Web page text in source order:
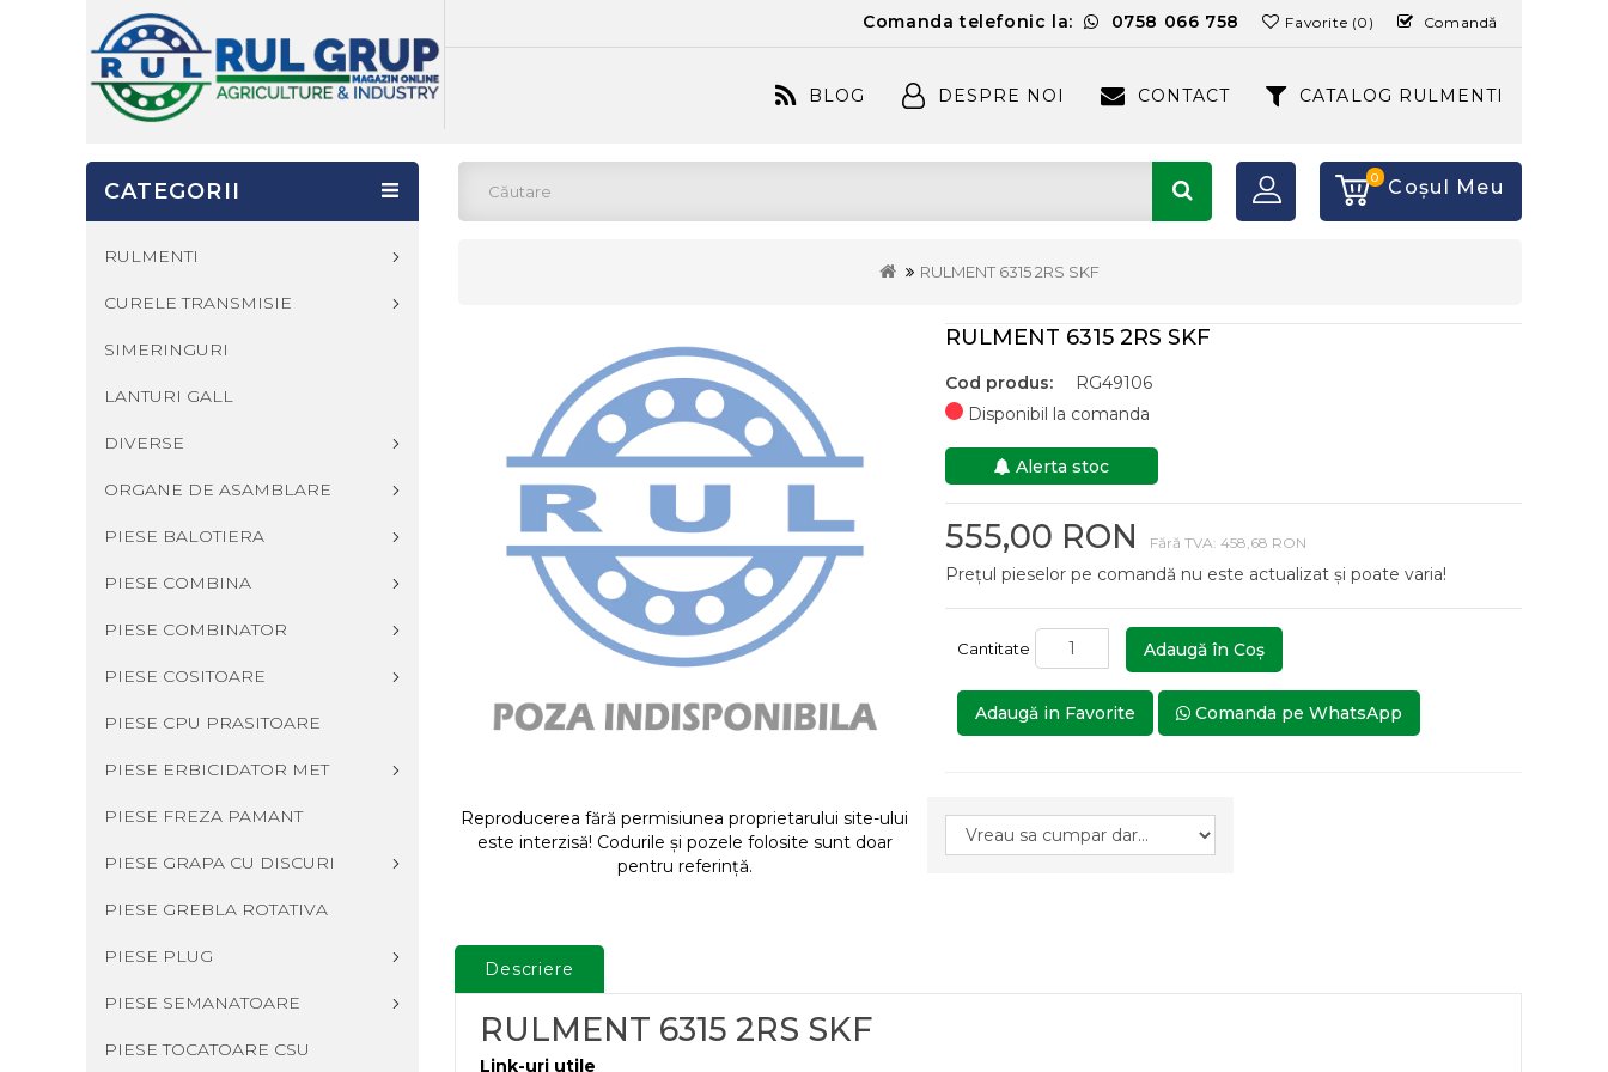
Comanda telefonic la: 0758 066 758 Favorite (0) Comandă
BLOG DESPRE NOI CONTACT CATALOG RULMENTI
0 Coşul Meu
RULMENT 6315 2RS SKF
CATEGORII
RULMENTI
CURELE TRANSMISIE
SIMERINGURI
LANTURI GALL
DIVERSE
ORGANE DE ASAMBLARE
PIESE BALOTIERA
PIESE COMBINA
PIESE COMBINATOR
PIESE COSITOARE
PIESE CPU PRASITOARE
PIESE ERBICIDATOR MET
PIESE FREZA PAMANT
PIESE GRAPA CU DISCURI
PIESE GREBLA ROTATIVA
PIESE PLUG
PIESE SEMANATOARE
PIESE TOCATOARE CSU
Reproducerea fără permisiunea proprietarului site-ului
este interzisă! Codurile și pozele folosite sunt doar
pentru referință.
RULMENT 6315 2RS SKF
Cod produs:
RG49106
Disponibil la comanda
Alerta stoc
555,00 RON Fără TVA: 458,68 RON
Prețul pieselor pe comandă nu este actualizat și poate varia!
Cantitate Adaugă în Coş
Adaugă in Favorite Comanda pe WhatsApp
Descriere
RULMENT 6315 2RS SKF
Link-uri utile